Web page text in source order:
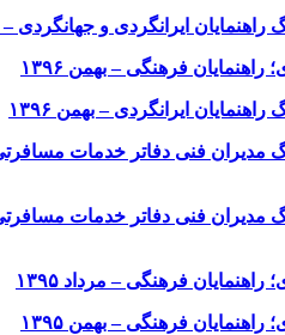
ایرانگردی و جهانگردی –
فرهنگی – بهمن ۱۳۹۶
ایرانگردی – بهمن ۱۳۹۶
مدیران فنی دفاتر خدمات
مدیران فنی دفاتر خدمات
فرهنگی – مرداد ۱۳۹۵
فرهنگی – بهمن ۱۳۹۵